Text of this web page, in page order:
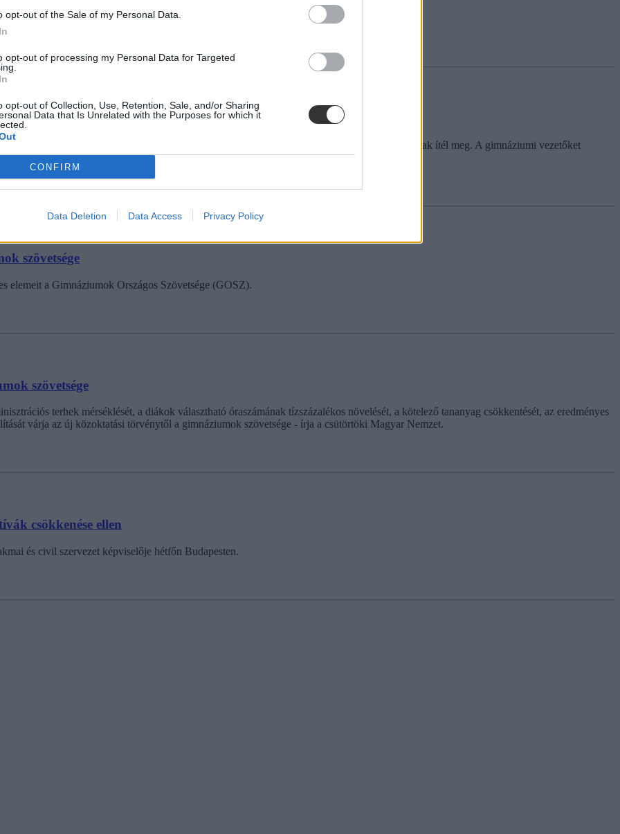
opt-out of the Sale of my Personal Data.
opt-out of processing my Personal Data for Targeted
opt-out of Collection, Use, Retention, Sale, and/or Sharing
Data that Is Unrelated with the Purposes for which it
CONFIRM
Data Deletion Data Access Privacy Policy
csökkentést a Gimnáziumok Országos...
tervével?
a pedagógus életpályamodell koncepcióját, de néhány pontot aggályosnak, javítandónak ítél meg. A gimnáziumi vezetőket
hogy kimaradt a modellből az intézményvezetői pálya.
szövetsége
elemeit a Gimnáziumok Országos Szövetsége (GOSZ).
szövetsége
terhek mérséklését, a diákok választható óraszámának tízszázalékos növelését, a kötelező tananyag csökkentését, az eredményes
várja az új közoktatási törvénytől a gimnáziumok szövetsége - írja a csütörtöki Magyar Nemzet.
csökkenése ellen
és civil szervezet képviselője hétfőn Budapesten.